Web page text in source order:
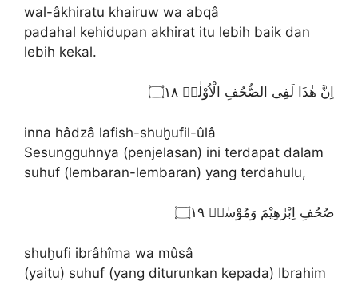
wal-âkhiratu khairuw wa abqâ
padahal kehidupan akhirat itu lebih baik dan
lebih kekal.
اِنَّ هٰذَا لَفِى الصُّحُفِ الْاُوْلٰىۙ ۝١٨
inna hâdzâ lafish-shuḫufil-ûlâ
Sesungguhnya (penjelasan) ini terdapat dalam
suhuf (lembaran-lembaran) yang terdahulu,
صُحُفِ اِبْرٰهِيْمَ وَمُوْسٰىࣖ ۝١٩
shuḫufi ibrâhîma wa mûsâ
(yaitu) suhuf (yang diturunkan kepada) Ibrahim